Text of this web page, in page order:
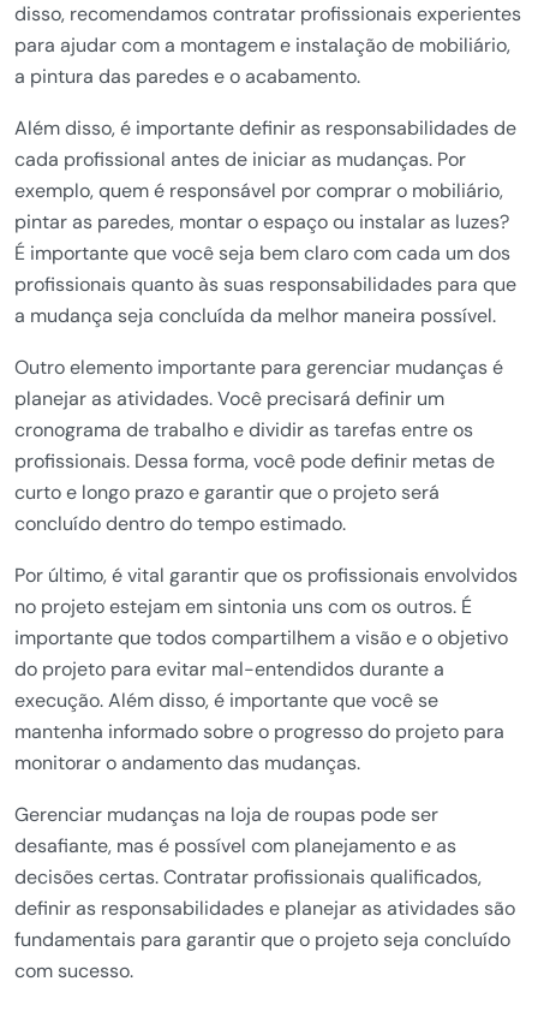
disso, recomendamos contratar profissionais experientes
para ajudar com a montagem e instalação de mobiliário,
a pintura das paredes e o acabamento.
Além disso, é importante definir as responsabilidades de
cada profissional antes de iniciar as mudanças. Por
exemplo, quem é responsável por comprar o mobiliário,
pintar as paredes, montar o espaço ou instalar as luzes?
É importante que você seja bem claro com cada um dos
profissionais quanto às suas responsabilidades para que
a mudança seja concluída da melhor maneira possível.
Outro elemento importante para gerenciar mudanças é
planejar as atividades. Você precisará definir um
cronograma de trabalho e dividir as tarefas entre os
profissionais. Dessa forma, você pode definir metas de
curto e longo prazo e garantir que o projeto será
concluído dentro do tempo estimado.
Por último, é vital garantir que os profissionais envolvidos
no projeto estejam em sintonia uns com os outros. É
importante que todos compartilhem a visão e o objetivo
do projeto para evitar mal-entendidos durante a
execução. Além disso, é importante que você se
mantenha informado sobre o progresso do projeto para
monitorar o andamento das mudanças.
Gerenciar mudanças na loja de roupas pode ser
desafiante, mas é possível com planejamento e as
decisões certas. Contratar profissionais qualificados,
definir as responsabilidades e planejar as atividades são
fundamentais para garantir que o projeto seja concluído
com sucesso.